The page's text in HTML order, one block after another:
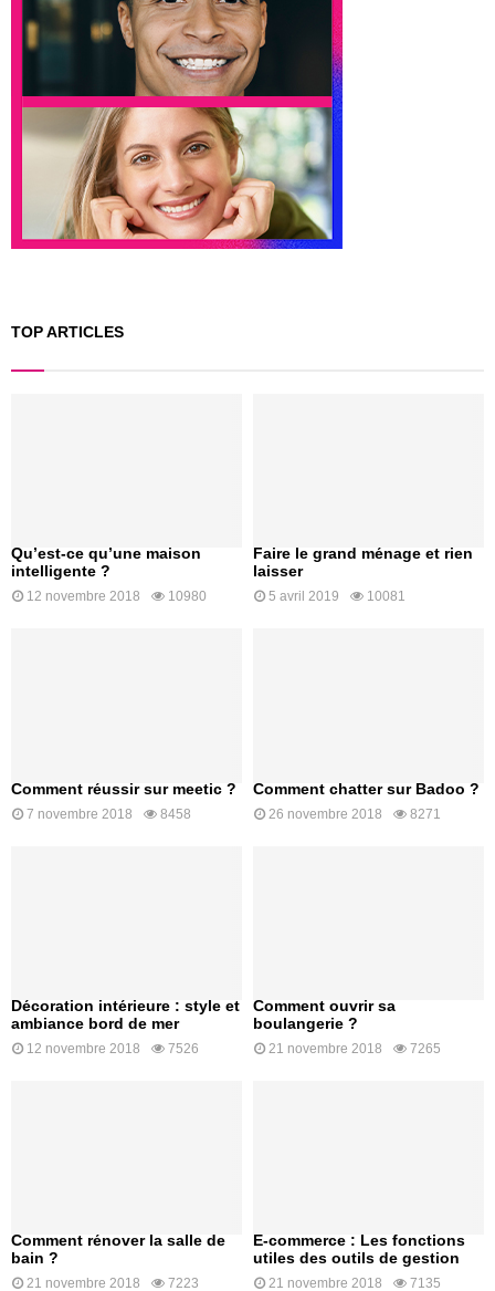
TOP ARTICLES
Qu’est-ce qu’une maison
intelligente ?
12 novembre 2018 10980
Faire le grand ménage et rien
laisser
5 avril 2019 10081
Comment réussir sur meetic ?
7 novembre 2018 8458
Comment chatter sur Badoo ?
26 novembre 2018 8271
Décoration intérieure : style et
ambiance bord de mer
12 novembre 2018 7526
Comment ouvrir sa
boulangerie ?
21 novembre 2018 7265
Comment rénover la salle de
bain ?
21 novembre 2018 7223
E-commerce : Les fonctions
utiles des outils de gestion
21 novembre 2018 7135